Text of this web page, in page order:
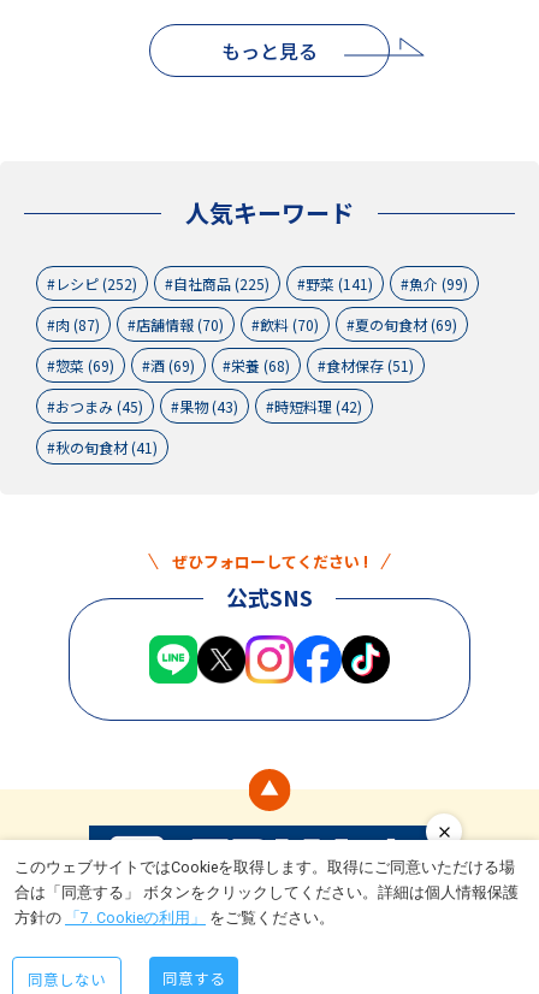
このウェブサイトではCookieを取得します。取得にご同意いただける場
合は「同意する」 ボタンをクリックしてください。詳細は個人情報保護
方針の
「7. Cookieの利用」 をご覧ください。
同意しない 同意する
もっと見る
人気キーワード
レシピ (252) 自社商品 (225) 野菜 (141)
魚介 (99)
肉 (87)
店舗情報 (70) 飲料 (70)
夏の旬食材 (69)
惣菜 (69)
酒 (69) 栄養 (68)
食材保存 (51)
おつまみ (45)
果物 (43)
時短料理 (42)
秋の旬食材 (41)
ぜひフォローしてください !
公式SNS
食 ライフスタイル トライアルとは キャンペーン情報 運営会社
Copyright © TRIAL Company Inc. All rights reserved.